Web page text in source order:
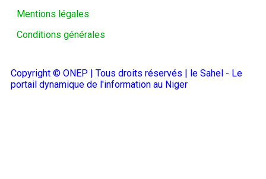
Mentions légales
Conditions générales
Copyright © ONEP | Tous droits réservés | le Sahel - Le
portail dynamique de l'information au Niger